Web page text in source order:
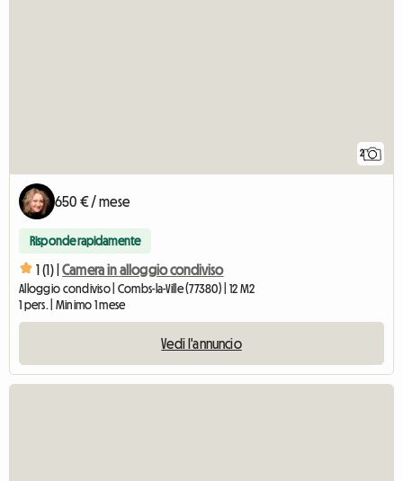
2
650 € / mese
Risponde rapidamente
1 (1) | Camera in alloggio condiviso
Alloggio condiviso | Combs-la-Ville (77380) | 12 M2
1 pers. | Minimo 1 mese
Vedi l'annuncio